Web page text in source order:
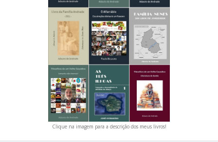
Clique na imagem para a descrição dos meus livros!